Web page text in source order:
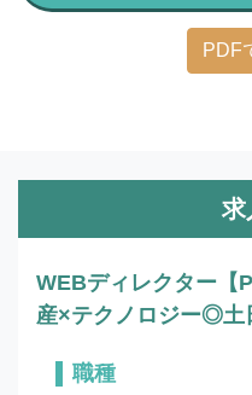
PDF
求
WEBディレクター【
産×テクノロジー◎土
職種